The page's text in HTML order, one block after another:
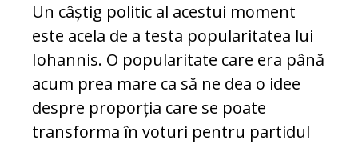
Un câștig politic al acestui moment
este acela de a testa popularitatea lui
Iohannis. O popularitate care era până
acum prea ma­re ca să ne dea o idee
despre proporția ca­re se poate
transforma în voturi pentru par­tidul